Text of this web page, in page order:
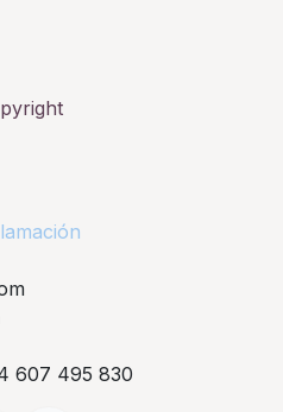
607 495 830